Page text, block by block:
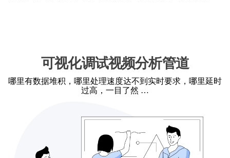
可视化调试视频分析管道
哪里有数据堆积，哪里处理速度达不到实时要求，哪里延时
过高，一目了然 …